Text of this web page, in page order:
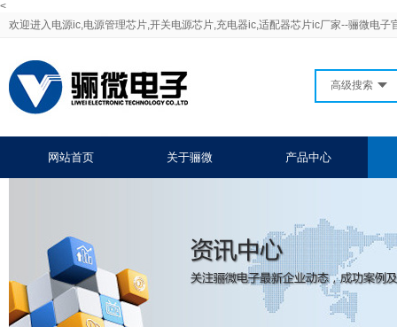
<
欢迎进入电源ic,电源管理芯片,开关电源芯片,充电器ic,适配器芯片ic厂家--骊微电子
高级搜索
网站首页 关于骊微 产品中心